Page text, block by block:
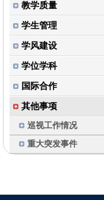
教学质量
学生管理
学风建设
学位学科
国际合作
其他事项
巡视工作情况
重大突发事件